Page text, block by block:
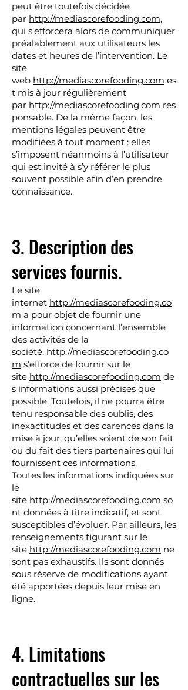
peut être toutefois décidée
par http://mediascorefooding.com,
qui s’efforcera alors de communiquer
préalablement aux utilisateurs les
dates et heures de l’intervention. Le
site
web http://mediascorefooding.com es
t mis à jour régulièrement
par http://mediascorefooding.com res
ponsable. De la même façon, les
mentions légales peuvent être
modifiées à tout moment : elles
s’imposent néanmoins à l’utilisateur
qui est invité à s’y référer le plus
souvent possible afin d’en prendre
connaissance.
3. Description des
services fournis.
Le site
internet http://mediascorefooding.co
m a pour objet de fournir une
information concernant l’ensemble
des activités de la
société. http://mediascorefooding.co
m s’efforce de fournir sur le
site http://mediascorefooding.com de
s informations aussi précises que
possible. Toutefois, il ne pourra être
tenu responsable des oublis, des
inexactitudes et des carences dans la
mise à jour, qu’elles soient de son fait
ou du fait des tiers partenaires qui lui
fournissent ces informations.
Toutes les informations indiquées sur
le
site http://mediascorefooding.com so
nt données à titre indicatif, et sont
susceptibles d’évoluer. Par ailleurs, les
renseignements figurant sur le
site http://mediascorefooding.com ne
sont pas exhaustifs. Ils sont donnés
sous réserve de modifications ayant
été apportées depuis leur mise en
ligne.
4. Limitations
contractuelles sur les